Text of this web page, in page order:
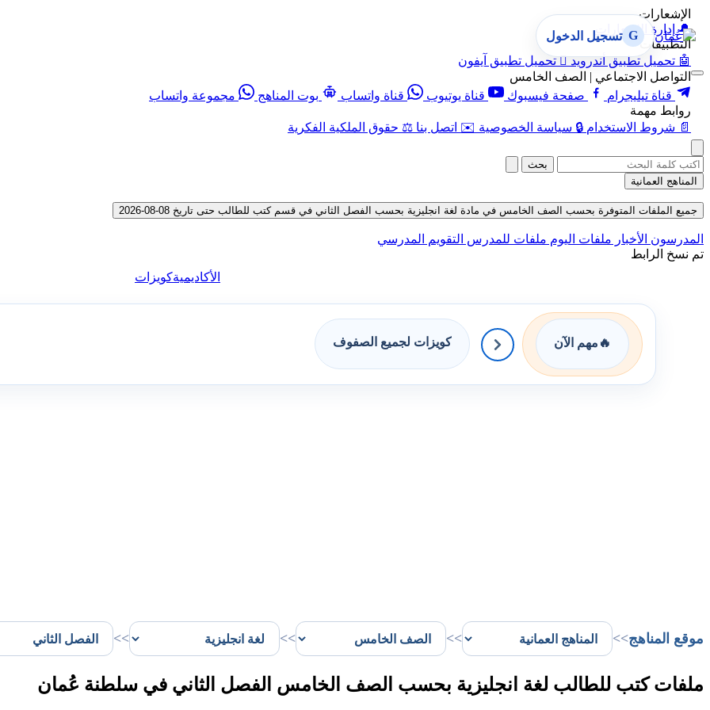
الإشعارات
🔔 إدارة الإشعارات
التطبيقات
🤖 تحميل تطبيق أندرويد  تحميل تطبيق آيفون
التواصل الاجتماعي | الصف الخامس
قناة تيليجرام
صفحة فيسبوك قناة يوتيوب قناة واتساب بوت المناهج
مجموعة واتساب
روابط مهمة
📄 شروط الاستخدام 🔒 سياسة الخصوصية ✉️ اتصل بنا ⚖️ حقوق الملكية الفكرية
G تسجيل الدخول
بحث
المناهج العمانية
جميع الملفات المتوفرة بحسب الصف الخامس في مادة لغة انجليزية بحسب الفصل الثاني في قسم كتب للطالب حتى تاريخ 08-08-2026
المدرسون الأخبار ملفات اليوم ملفات للمدرس التقويم المدرسي
تم نسخ الرابط
الأكاديميةكويزات
🔥 مهم الآن كويزات لجميع الصفوف
موقع المناهج>>
>>
>>
>>
ملفات كتب للطالب لغة انجليزية بحسب الصف الخامس الفصل الثاني في سلطنة عُمان